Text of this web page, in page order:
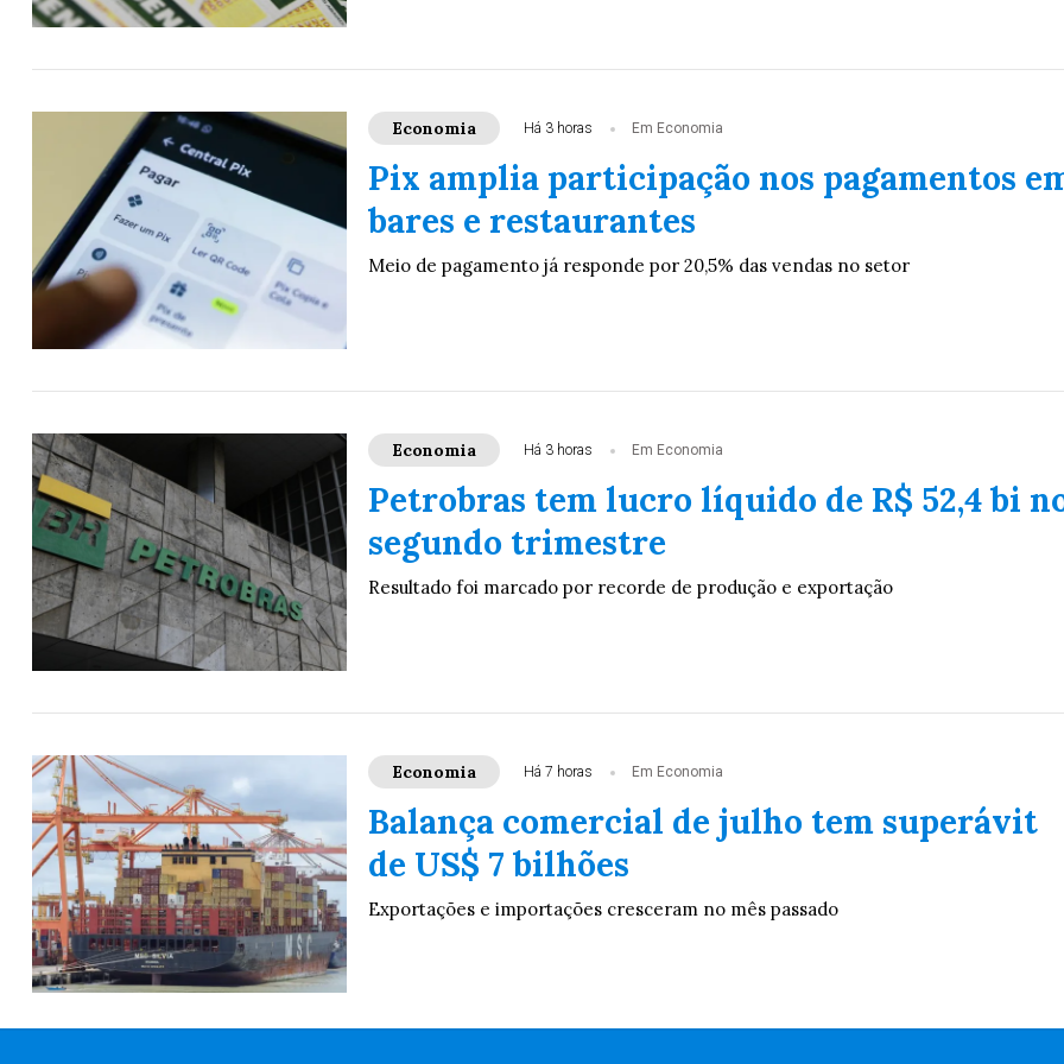
Economia Há 3 horas Em Economia
Pix amplia participação nos pagamentos
bares e restaurantes
Meio de pagamento já responde por 20,5% das vendas no setor
Economia Há 3 horas Em Economia
Petrobras tem lucro líquido de R$ 52,4 bi
segundo trimestre
Resultado foi marcado por recorde de produção e exportação
Economia Há 7 horas Em Economia
Balança comercial de julho tem superávit
de US$ 7 bilhões
Exportações e importações cresceram no mês passado